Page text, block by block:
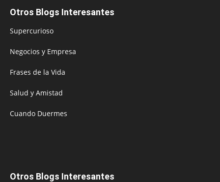
Otros Blogs Interesantes
Supercurioso
Negocios y Empresa
Frases de la Vida
Salud y Amistad
Cuando Duermes
Otros Blogs Interesantes